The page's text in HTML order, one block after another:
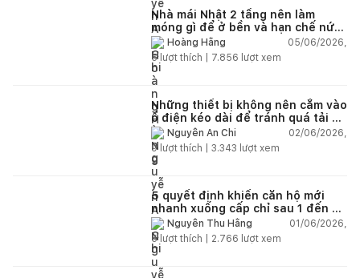
Nhà mái Nhật 2 tầng nên làm
móng gì để ở bền và hạn chế nứt
lún?Hoàng Hằng
05/06/2026,
5lượt thích | 7.856 lượt xem
Những thiết bị không nên cắm vào
ổ điện kéo dài để tránh quá tải và
chập cháy trong nhà
Nguyễn An Chi
02/06/2026,
9lượt thích | 3.343 lượt xem
5 quyết định khiến căn hộ mới
nhanh xuống cấp chỉ sau 1 đến 2
nămNguyễn Thu Hằng
01/06/2026,
5lượt thích | 2.766 lượt xem